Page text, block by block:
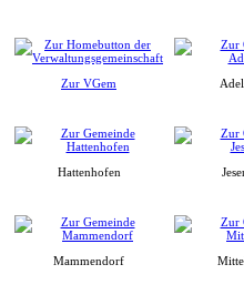
Zur VGem
Hattenhofen
Mammendorf